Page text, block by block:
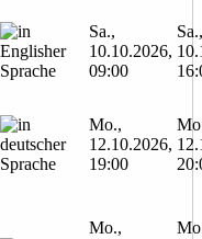
Sa.,
10.10.2026,
09:00
Sa.,
Mo.,
12.10.2026,
19:00
Mo.,